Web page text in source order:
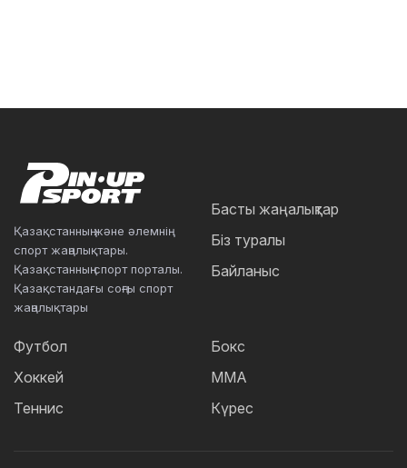
Қазақстанның және әлемнің
спорт жаңалықтары.
Қазақстанның спорт порталы.
Қазақстандағы соңғы спорт
жаңалықтары
Басты жаңалықтар
Біз туралы
Байланыс
Футбол
Хоккей
Теннис
Бокс
ММА
Күрес